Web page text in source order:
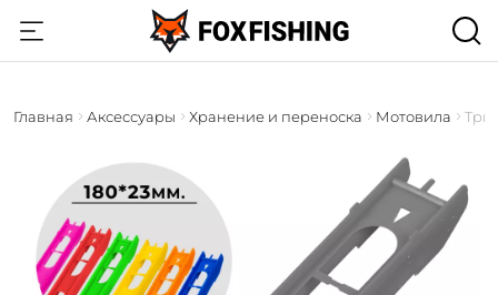
Главная Аксессуары Хранение и переноска Мотовила Три